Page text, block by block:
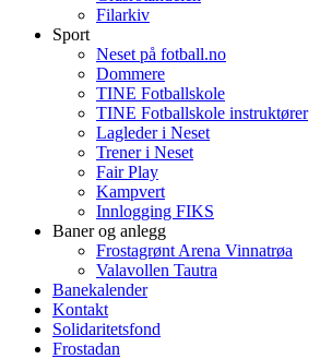
Filarkiv
Sport
Neset på fotball.no
Dommere
TINE Fotballskole
TINE Fotballskole instruktører
Lagleder i Neset
Trener i Neset
Fair Play
Kampvert
Innlogging FIKS
Baner og anlegg
Frostagrønt Arena Vinnatrøa
Valavollen Tautra
Banekalender
Kontakt
Solidaritetsfond
Frostadan